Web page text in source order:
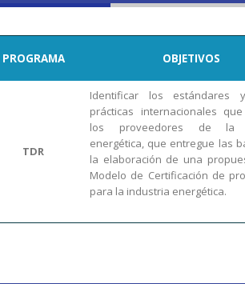
PROGRAMA OBJETIVOS
TDR
Identificar los estándares
prácticas internacionales
los proveedores de la
energética, que entregue las
la elaboración de una
Modelo de Certificación de
para la industria energética.